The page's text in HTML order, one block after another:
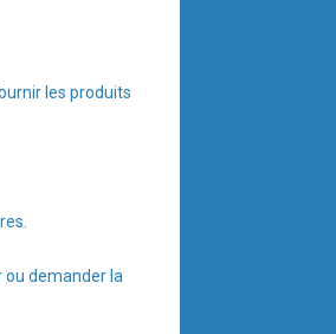
les produits
ou demander la